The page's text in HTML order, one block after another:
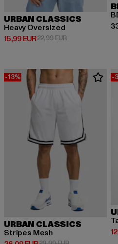
URBAN CLASSICS
Heavy Oversized
15,99 EUR
Derzeitiger Preis: 15,99 EUR
22,99 EURAktionspreis:
-13%
URBAN CLASSICS
Stripes Mesh
-